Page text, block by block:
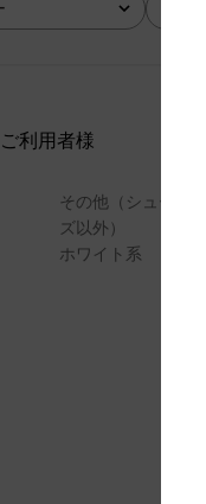
ご利用者様
その他（シュー
ズ以外）
ホワイト系